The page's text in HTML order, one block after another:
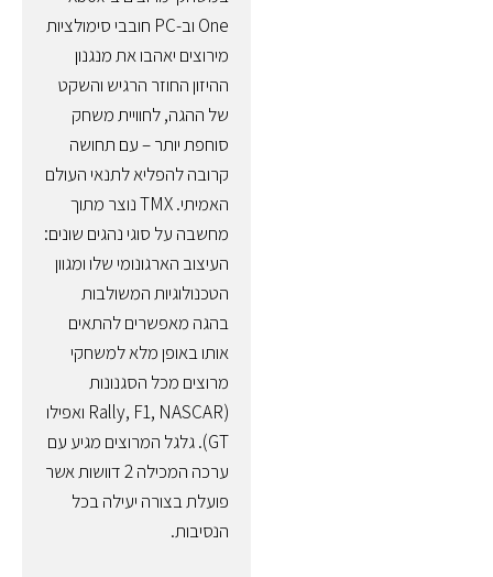
One וב-PC חובבי סימולציות
מירוצים יאהבו את מנגנון
ההיזון החוזר הרגיש והשקט
של ההגה, לחוויית משחק
סוחפת יותר – עם תחושה
קרובה להפליא לתנאי העולם
האמיתי. TMX נוצר מתוך
מחשבה על סוגי נהגים שונים:
העיצוב הארגונומי שלו ומגוון
הטכנולוגיות המשולבות
בהגה מאפשרים להתאים
אותו באופן מלא למשחקי
מרוצים מכל הסגנונות
(Rally, F1, NASCAR ואפילו
GT). גלגל המרוצים מגיע עם
ערכה המכילה 2 דוושות אשר
פועלת בצורה יעילה בכל
הנסיבות.